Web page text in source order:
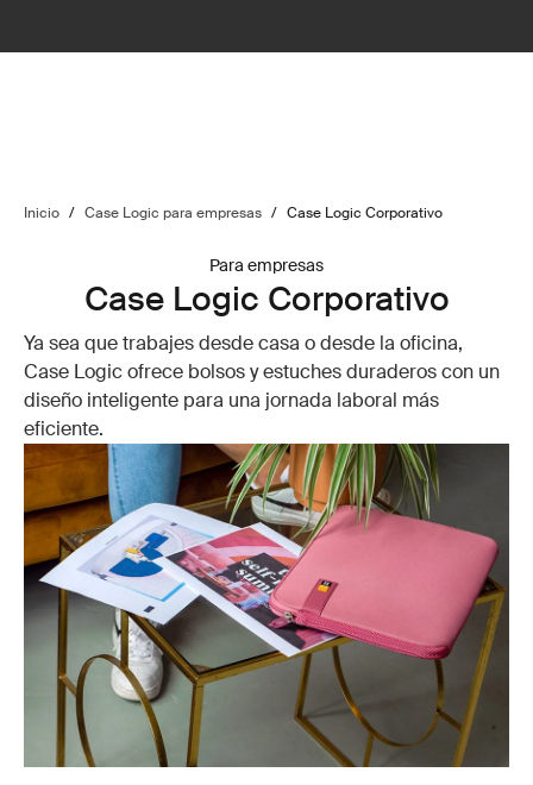
Inicio / Case Logic para empresas / Case Logic Corporativo
Para empresas
Case Logic Corporativo
Ya sea que trabajes desde casa o desde la oficina,
Case Logic ofrece bolsos y estuches duraderos con un
diseño inteligente para una jornada laboral más
eficiente.